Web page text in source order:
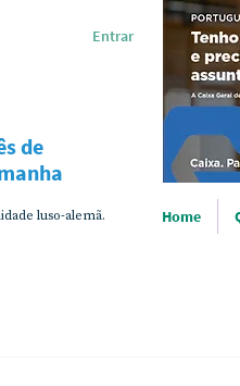
Entrar
de
luso-alemã. Home